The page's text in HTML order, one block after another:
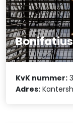
KvK nummer:
Adres: